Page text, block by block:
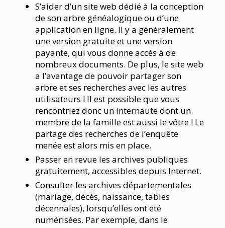
S’aider d’un site web dédié à la conception
de son arbre généalogique ou d’une
application en ligne. Il y a généralement
une version gratuite et une version
payante, qui vous donne accès à de
nombreux documents. De plus, le site web
a l’avantage de pouvoir partager son
arbre et ses recherches avec les autres
utilisateurs ! Il est possible que vous
rencontriez donc un internaute dont un
membre de la famille est aussi le vôtre ! Le
partage des recherches de l’enquête
menée est alors mis en place.
Passer en revue les archives publiques
gratuitement, accessibles depuis Internet.
Consulter les archives départementales
(mariage, décès, naissance, tables
décennales), lorsqu’elles ont été
numérisées. Par exemple, dans le